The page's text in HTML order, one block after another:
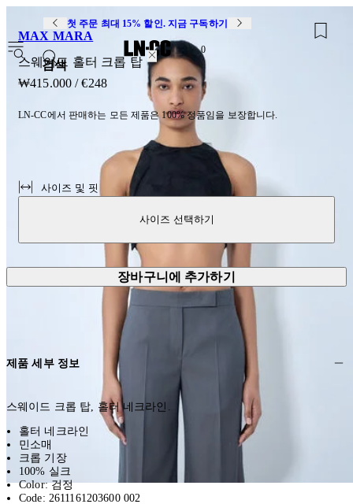
첫 주문 최대 15% 할인. 지금 구독하기
검색
0
MAX MARA
스웨이드 홀터 크롭 탑
₩415.000 / €248
LN-CC에서 판매하는 모든 제품은 100% 정품임을 보장합니다.
사이즈 및 핏
사이즈 선택하기
장바구니에 추가하기
제품 세부 정보
스웨이드 크롭 탑, 홀터 네크라인.
홀터 네크라인
민소매
크롭 기장
100% 실크
Color: 검정
Code: 2611161203600 002